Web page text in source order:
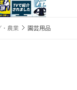
・農業 園芸用品